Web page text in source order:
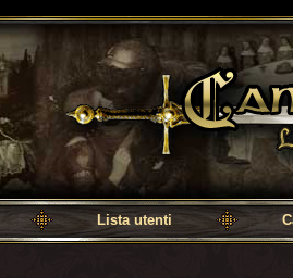
Camelot, la patria della cavalleria
Lista utenti